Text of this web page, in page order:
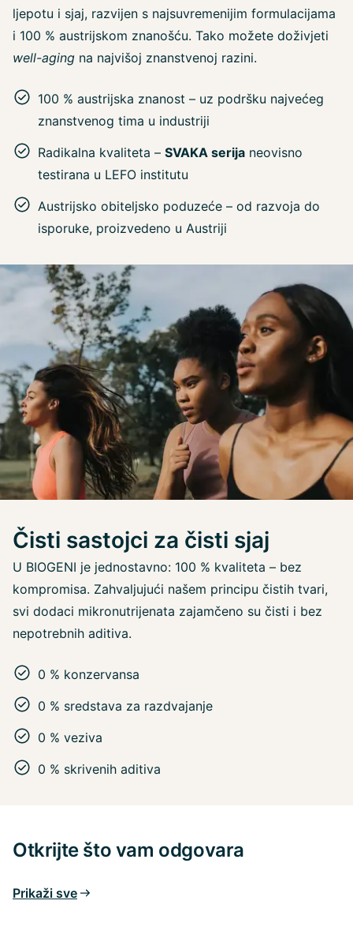
ljepotu i sjaj, razvijen s najsuvremenijim formulacijama
i 100 % austrijskom znanošću. Tako možete doživjeti
well-aging na najvišoj znanstvenoj razini.
100 % austrijska znanost – uz podršku najvećeg
znanstvenog tima u industriji
Radikalna kvaliteta – SVAKA serija neovisno
testirana u LEFO institutu
Austrijsko obiteljsko poduzeće – od razvoja do
isporuke, proizvedeno u Austriji
Čisti sastojci za čisti sjaj
U BIOGENI je jednostavno: 100 % kvaliteta – bez
kompromisa. Zahvaljujući našem principu čistih tvari,
svi dodaci mikronutrijenata zajamčeno su čisti i bez
nepotrebnih aditiva.
0 % konzervansa
0 % sredstava za razdvajanje
0 % veziva
0 % skrivenih aditiva
Otkrijte što vam odgovara
Prikaži sve